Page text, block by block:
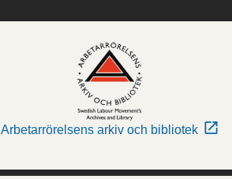
Arbetarrörelsens arkiv och bibliotek